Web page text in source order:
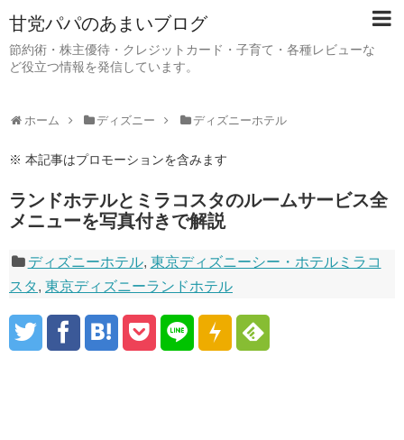
甘党パパのあまいブログ
節約術・株主優待・クレジットカード・子育て・各種レビューな
ど役立つ情報を発信しています。
ホーム ディズニー ディズニーホテル
※ 本記事はプロモーションを含みます
ランドホテルとミラコスタのルームサービス全
メニューを写真付きで解説
ディズニーホテル, 東京ディズニーシー・ホテルミラコ
スタ, 東京ディズニーランドホテル